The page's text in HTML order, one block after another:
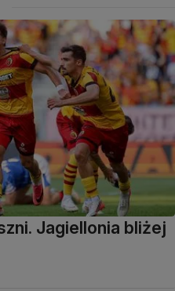
Jagiellonia bliżej